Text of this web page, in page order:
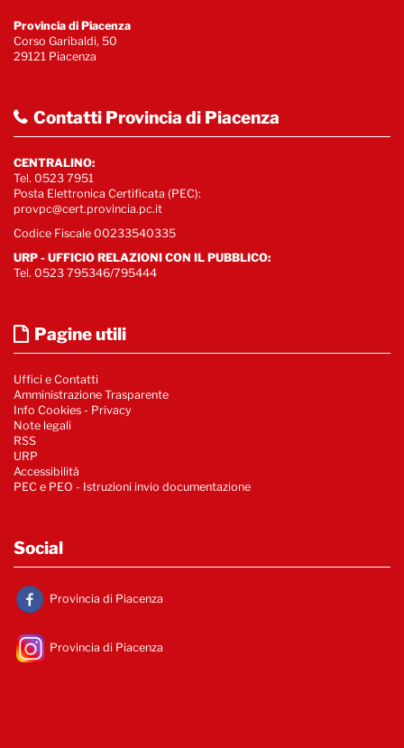
Provincia di Piacenza
Corso Garibaldi, 50
29121 Piacenza
Contatti Provincia di Piacenza
CENTRALINO:
Tel. 0523 7951
Posta Elettronica Certificata (PEC):
provpc@cert.provincia.pc.it
Codice Fiscale 00233540335
URP - UFFICIO RELAZIONI CON IL PUBBLICO:
Tel. 0523 795346/795444
Pagine utili
Uffici e Contatti
Amministrazione Trasparente
Info Cookies - Privacy
Note legali
RSS
URP
Accessibilità
PEC e PEO - Istruzioni invio documentazione
Social
Provincia di Piacenza
Provincia di Piacenza